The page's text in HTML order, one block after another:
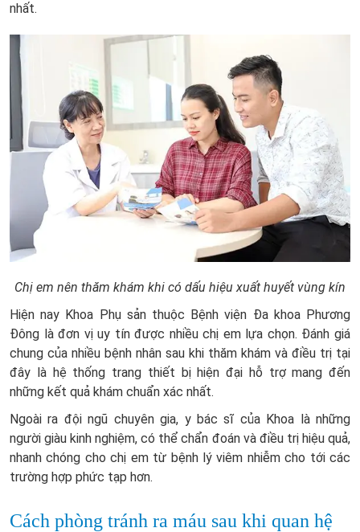
nhất.
Chị em nên thăm khám khi có dấu hiệu xuất huyết vùng kín
Hiện nay Khoa Phụ sản thuộc Bệnh viện Đa khoa Phương
Đông là đơn vị uy tín được nhiều chị em lựa chọn. Đánh giá
chung của nhiều bệnh nhân sau khi thăm khám và điều trị tại
đây là hệ thống trang thiết bị hiện đại hỗ trợ mang đến
những kết quả khám chuẩn xác nhất.
Ngoài ra đội ngũ chuyên gia, y bác sĩ của Khoa là những
người giàu kinh nghiệm, có thể chẩn đoán và điều trị hiệu quả,
nhanh chóng cho chị em từ bệnh lý viêm nhiễm cho tới các
trường hợp phức tạp hơn.
Cách phòng tránh ra máu sau khi quan hệ